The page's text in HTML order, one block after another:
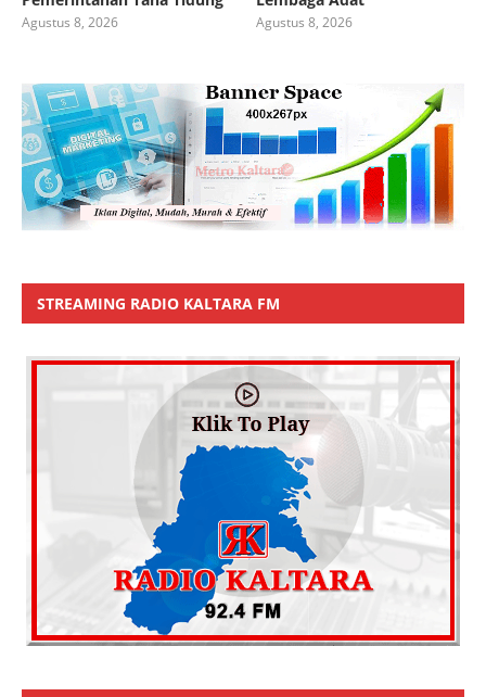
Agustus 8, 2026 Agustus 8, 2026
STREAMING RADIO KALTARA FM